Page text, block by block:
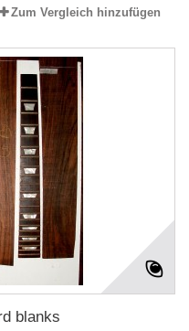
Zum Vergleich hinzufügen
blanks